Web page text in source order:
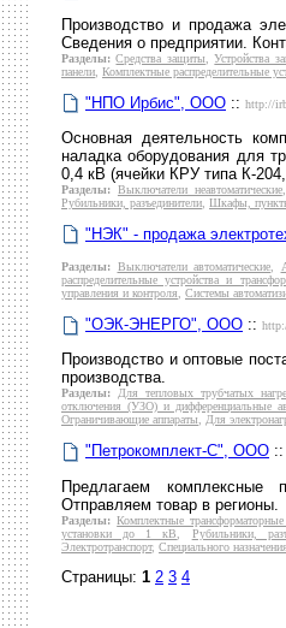
Производство и продажа
Сведения о предприятии.
Разделы: Средства защиты ,Устройства
панели Комплектные распределительные
"НПО Ирбис", ООО :: http://
Основная деятельность
наладка оборудования для
0,4 кВ (ячейки КРУ типа К-
Разделы: Выключатели неавтоматические,
Рубильники, разъединители Шкафы,
"НЭК" - продажа
Разделы: Выключатели автоматические
распределительные устройства и
управления и контроля
Системы
"ОЭК-ЭНЕРГО", ООО ::
Производство и оптовые
производства.
Разделы: Для тепловых трубчатых
отключения (УЗО) и дифференциальные
Ограничивающие аппараты, Для
"Петрокомплект-С", ООО ::
Предлагаем комплексные
Отправляем товар в регионы.
Разделы: Комплектные трансформаторные
установки до 1 кВ
Рубильники,
Электротранспорт, Специального назначения
Страницы: 1 2 3 4